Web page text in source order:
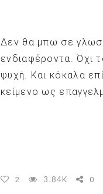
Δεν θα μπω σε
ενδιαφέροντα. Όχι
ψυχή. Και κόκαλα
κείμενο ως
2 3.84K 0